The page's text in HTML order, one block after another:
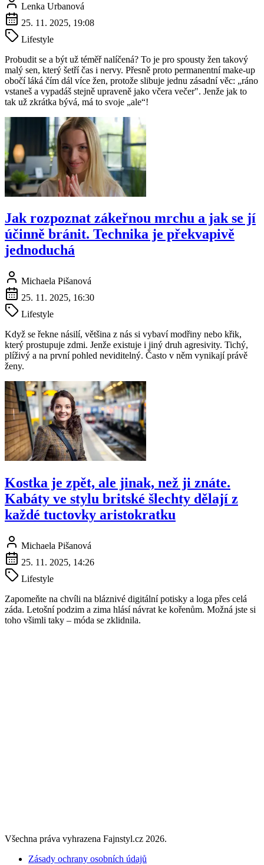
Lenka Urbanová
25. 11. 2025, 19:08
Lifestyle
Probudit se a být už téměř nalíčená? To je pro spousty žen takový
malý sen, který šetří čas i nervy. Přesně proto permanentní make-up
obočí láká čím dál více žen, protože slibuje jednu zásadní věc: „ráno
vstaneš a vypadáš stejně upraveně jako včera večer". Jenže jak to
tak už zkrátka bývá, má to svoje „ale“!
Jak rozpoznat zákeřnou mrchu a jak se jí
účinně bránit. Technika je překvapivě
jednoduchá
Michaela Pišanová
25. 11. 2025, 16:30
Lifestyle
Když se řekne násilí, většina z nás si vybaví modřiny nebo křik,
který prostupuje zdmi. Jenže existuje i jiný druh agresivity. Tichý,
plíživý a na první pohled neviditelný. Často v něm vynikají právě
ženy.
Kostka je zpět, ale jinak, než ji znáte.
Kabáty ve stylu britské šlechty dělají z
každé tuctovky aristokratku
Michaela Pišanová
25. 11. 2025, 14:26
Lifestyle
Zapomeňte na chvíli na bláznivé digitální potisky a loga přes celá
záda. Letošní podzim a zima hlásí návrat ke kořenům. Možná jste si
toho všimli taky – móda se zklidnila.
Všechna práva vyhrazena Fajnstyl.cz 2026.
Zásady ochrany osobních údajů